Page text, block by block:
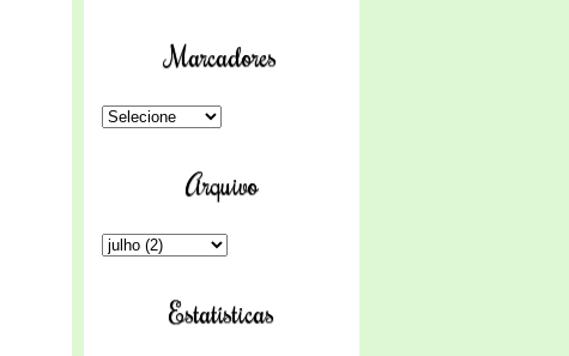
Marcadores
Arquivo
Estatísticas